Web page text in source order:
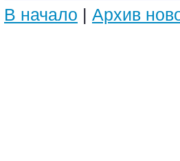
В начало | Архив